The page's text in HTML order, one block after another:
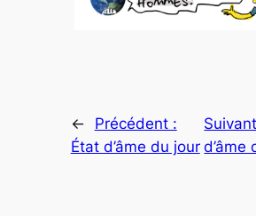
←
Précédent :
État d’âme du jour d’âme